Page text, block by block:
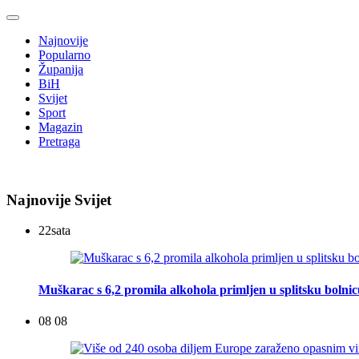
Najnovije
Popularno
Županija
BiH
Svijet
Sport
Magazin
Pretraga
Najnovije Svijet
22sata
Muškarac s 6,2 promila alkohola primljen u splitsku
08 08